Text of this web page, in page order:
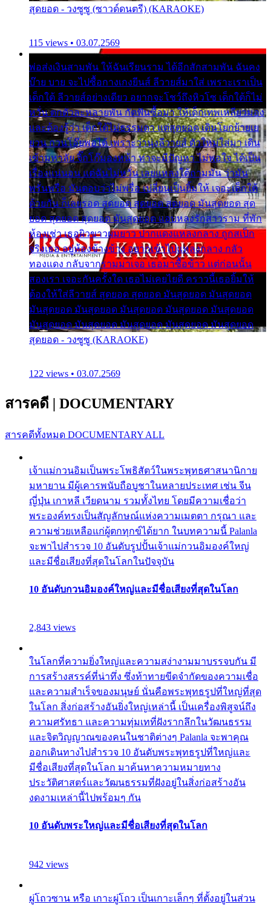
สุดยอด - วงซูซู (ซาวด์ดนตรี) (KARAOKE)
115 views • 03.07.2569
พ่อส่งเงินสามพัน ให้ฉันเรียนราม ได้อีกสักสามพัน ฉันคง
บ๊าย บาย จะไปซื้อกางเกงยีนส์ ลีวายส์มาใส่ เพราะเราเป็น
เด็กใต้ ลีวายส์อย่างเดียว อยากจะโชว์ถึงหิวโซ เด็กใต้ก็ไม่
หวั่น ตกตัวละหลายพัน กัดฟันซื้อมา ให้เด็กเทพเหลียวมอง
และต้องรู้ว่า เด็กใต้ไม่ธรรมดา แต่สุดยอด เดินโยกย้ายเย
ยวน กวนโอ๊ยพอได้ เพราะว่านุ่งลีวายส์ ตัวใหม่ใส่มา เดิน
เข้ามหาลัย จิ๊กโก๊มองหน้า ท่าจะมีปัญหา ไม่พอใจ ได้เป็น
เรื่องแน่นอน แต่ฉันไม่หวั่น เลยแหลงใต้ถามมัน ว่ามัน
พรั่นพรือ มันตอบว่าไม่พรื่อ เปลี่ยนเป็นยิ้มให้ เจอะเด็กใต้
ด้วยกัน ก็เลยรอด สุดยอด สุดยอด สุดยอด มันสุดยอด สุด
ยอด สุดยอด สุดยอด มันสุดยอด แอบหลงรักสาวราม ที่พัก
ห้องเช่า เธอผิวขาวผมยาว ปากแดงแหลงกลาง ถูกสเป็ก
จริงเธอ อยู่ห้องข้างข้าง อยากเข้าไปแหลงกลาง กลัว
ทองแดง กลับจากรามมาเจอ เธอมาซื้อข้าว แต่ก่อนนั้น
สองเรา เจอะกันครั้งใด เธอไม่เคยไยดี คราวนี้เธอยิ้มให้
ต้องให้ใส่ลีวายส์ สุดยอด สุดยอด มันสุดยอด มันสุดยอด
มันสุดยอด มันสุดยอด มันสุดยอด มันสุดยอด มันสุดยอด
มันสุดยอด มันสุดยอด มันสุดยอด มันสุดยอด มันสุดยอด
สุดยอด - วงซูซู (KARAOKE)
122 views • 03.07.2569
สารคดี | DOCUMENTARY
สารคดีทั้งหมด DOCUMENTARY ALL
เจ้าแม่กวนอิมเป็นพระโพธิสัตว์ในพระพุทธศาสนานิกาย
มหายาน มีผู้เคารพนับถือบูชาในหลายประเทศ เช่น จีน
ญี่ปุ่น เกาหลี เวียดนาม รวมทั้งไทย โดยมีความเชื่อว่า
พระองค์ทรงเป็นสัญลักษณ์แห่งความเมตตา กรุณา และ
ความช่วยเหลือแก่ผู้ตกทุกข์ได้ยาก ในบทความนี้ Palanla
จะพาไปสำรวจ 10 อันดับรูปปั้นเจ้าแม่กวนอิมองค์ใหญ่
และมีชื่อเสียงที่สุดในโลกในปัจจุบัน
10 อันดับกวนอิมองค์ใหญ่และมีชื่อเสียงที่สุดในโลก
2,843 views
ในโลกที่ความยิ่งใหญ่และความสง่างามมาบรรจบกัน มี
การสร้างสรรค์ที่น่าทึ่ง ซึ่งท้าทายขีดจำกัดของความเชื่อ
และความสำเร็จของมนุษย์ นั่นคือพระพุทธรูปที่ใหญ่ที่สุด
ในโลก สิ่งก่อสร้างอันยิ่งใหญ่เหล่านี้ เป็นเครื่องพิสูจน์ถึง
ความศรัทธา และความทุ่มเทที่ฝังรากลึกในวัฒนธรรม
และจิตวิญญาณของคนในชาติต่างๆ Palanla จะพาคุณ
ออกเดินทางไปสำรวจ 10 อันดับพระพุทธรูปที่ใหญ่และ
มีชื่อเสียงที่สุดในโลก มาค้นหาความหมายทาง
ประวัติศาสตร์และวัฒนธรรมที่ฝังอยู่ในสิ่งก่อสร้างอัน
งดงามเหล่านี้ไปพร้อมๆ กัน
10 อันดับพระใหญ่และมีชื่อเสียงที่สุดในโลก
942 views
ผู่โถวซาน หรือ เกาะผู่โถว เป็นเกาะเล็กๆ ที่ตั้งอยู่ในส่วน